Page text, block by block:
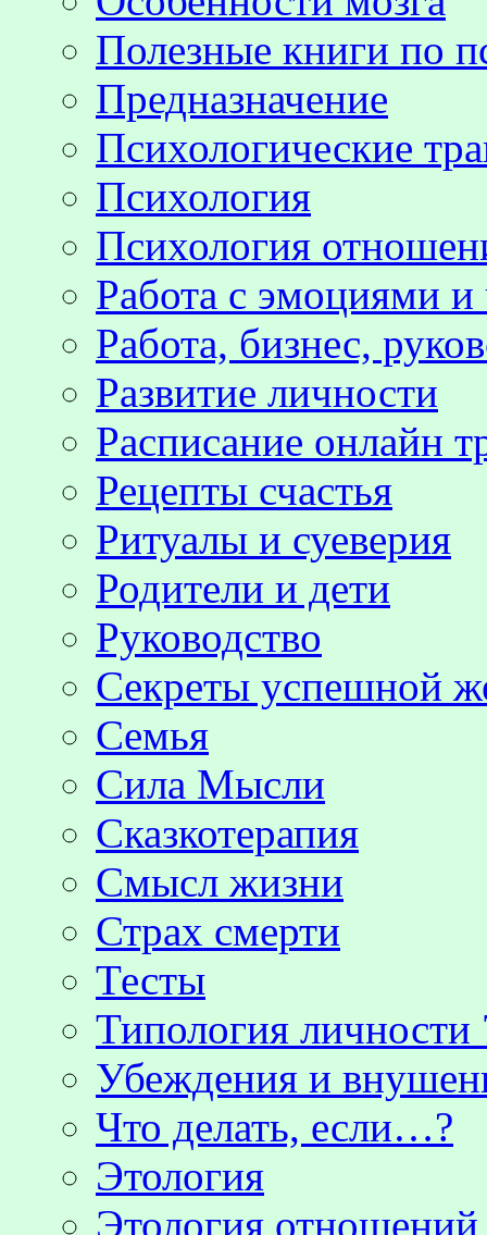
Полезные книги по
Предназначение
Психологические
Психология
Психология
Работа с эмоциями и
Работа, бизнес,
Развитие личности
Расписание онлайн
Рецепты счастья
Ритуалы и суеверия
Родители и дети
Руководство
Секреты успешной
Семья
Сила Мысли
Сказкотерапия
Смысл жизни
Страх смерти
Тесты
Типология личности
Убеждения и
Что делать, если…?
Этология
Этология